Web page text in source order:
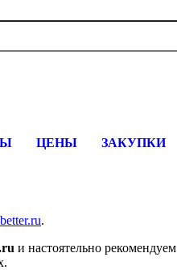
ЦЕНЫ ЗАКУПКИ
.
и настоятельно рекомендуем